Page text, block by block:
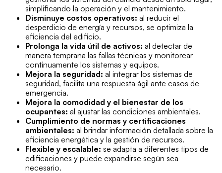
simplificando la operación y el mantenimiento.
Disminuye costos operativos: al reducir el
desperdicio de energía y recursos, se optimiza la
eficiencia del edificio.
Prolonga la vida útil de activos: al detectar de
manera temprana las fallas técnicas y monitorear
continuamente los sistemas y equipos.
Mejora la seguridad: al integrar los sistemas de
seguridad, facilita una respuesta ágil ante casos de
emergencia.
Mejora la comodidad y el bienestar de los
ocupantes: al ajustar las condiciones ambientales.
Cumplimiento de normas y certificaciones
ambientales: al brindar información detallada sobre la
eficiencia energética y la gestión de recursos.
Flexible y escalable: se adapta a diferentes tipos de
edificaciones y puede expandirse según sea
necesario.